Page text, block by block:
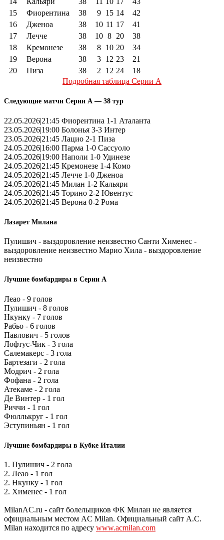
15
Фиорентина 38 9 15 14
42
16
Дженоа 38 10 11 17
41
17
Лечче 38 10 8 20
38
18
Кремонезе 38 8 10 20
34
19
Верона 38 3 12 23
21
20
Пиза 38 2 12 24
18
Подробная таблица Серии А
Следующие матчи Серии А — 38 тур
22.05.2026|21:45 Фиорентина 1-1 Аталанта
23.05.2026|19:00 Болонья 3-3 Интер
23.05.2026|21:45 Лацио 2-1 Пиза
24.05.2026|16:00 Парма 1-0 Сассуоло
24.05.2026|19:00 Наполи 1-0 Удинезе
24.05.2026|21:45 Кремонезе 1-4 Комо
24.05.2026|21:45 Лечче 1-0 Дженоа
24.05.2026|21:45 Милан 1-2 Кальяри
24.05.2026|21:45 Торино 2-2 Ювентус
24.05.2026|21:45 Верона 0-2 Рома
Лазарет Милана
Пулишич - выздоровление неизвестно Санти Хименес -
выздоровление неизвестно Марио Хила - выздоровление
неизвестно
Лучшие бомбардиры в Серии А
Леао - 9 голов
Пулишич - 8 голов
Нкунку - 7 голов
Рабьо - 6 голов
Павлович - 5 голов
Лофтус-Чик - 3 гола
Салемакерс - 3 гола
Бартезаги - 2 гола
Модрич - 2 гола
Фофана - 2 гола
Атекаме - 2 гола
Де Винтер - 1 гол
Риччи - 1 гол
Фюллькруг - 1 гол
Эступиньян - 1 гол
Лучшие бомбардиры в Кубке Италии
1. Пулишич - 2 гола
2. Леао - 1 гол
2. Нкунку - 1 гол
2. Хименес - 1 гол
MilanAC.ru - сайт болельщиков ФК Милан не является
официальным местом AC Milan. Официальный сайт A.C.
Milan находится по адресу www.acmilan.com